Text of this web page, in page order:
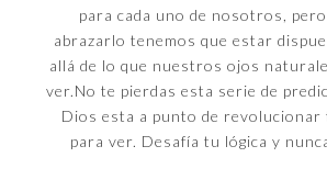
para cada uno de nosotros,
abrazarlo tenemos que estar
allá de lo que nuestros ojos
ver.No te pierdas esta serie de
Dios esta a punto de revolucionar
para ver. Desafía tu lógica y